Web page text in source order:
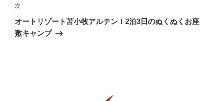
ゲ
ー
シ
次
の
投
次
オートリゾート苫小牧アルテン！2泊3日のぬくぬくお座
敷キャンプ